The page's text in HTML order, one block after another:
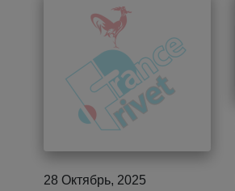
28 Октябрь, 2025